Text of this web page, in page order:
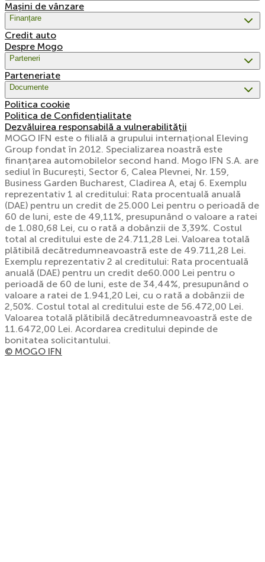
Mașini de vânzare
Finanțare
Credit auto
Despre Mogo
Parteneri
Parteneriate
Documente
Politica cookie
Politica de Confidențialitate
Dezvăluirea responsabilă a vulnerabilității
MOGO IFN este o filială a grupului internațional Eleving
Group fondat în 2012. Specializarea noastră este
finanțarea automobilelor second hand. Mogo IFN S.A. are
sediul în București, Sector 6, Calea Plevnei, Nr. 159,
Business Garden Bucharest, Cladirea A, etaj 6. Exemplu
reprezentativ 1 al creditului: Rata procentuală anuală
(DAE) pentru un credit de 25.000 Lei pentru o perioadă de
60 de luni, este de 49,11%, presupunând o valoare a ratei
de 1.080,68 Lei, cu o rată a dobânzii de 3,39%. Costul
total al creditului este de 24.711,28 Lei. Valoarea totală
plătibilă decătredumneavoastră este de 49.711,28 Lei.
Exemplu reprezentativ 2 al creditului: Rata procentuală
anuală (DAE) pentru un credit de60.000 Lei pentru o
perioadă de 60 de luni, este de 34,44%, presupunând o
valoare a ratei de 1.941,20 Lei, cu o rată a dobânzii de
2,50%. Costul total al creditului este de 56.472,00 Lei.
Valoarea totală plătibilă decătredumneavoastră este de
11.6472,00 Lei. Acordarea creditului depinde de
bonitatea solicitantului.
© MOGO IFN